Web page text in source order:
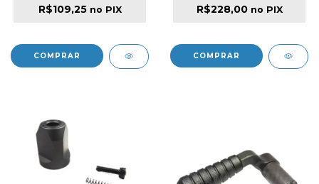
R$109,25 no PIX R$228,00 no PIX